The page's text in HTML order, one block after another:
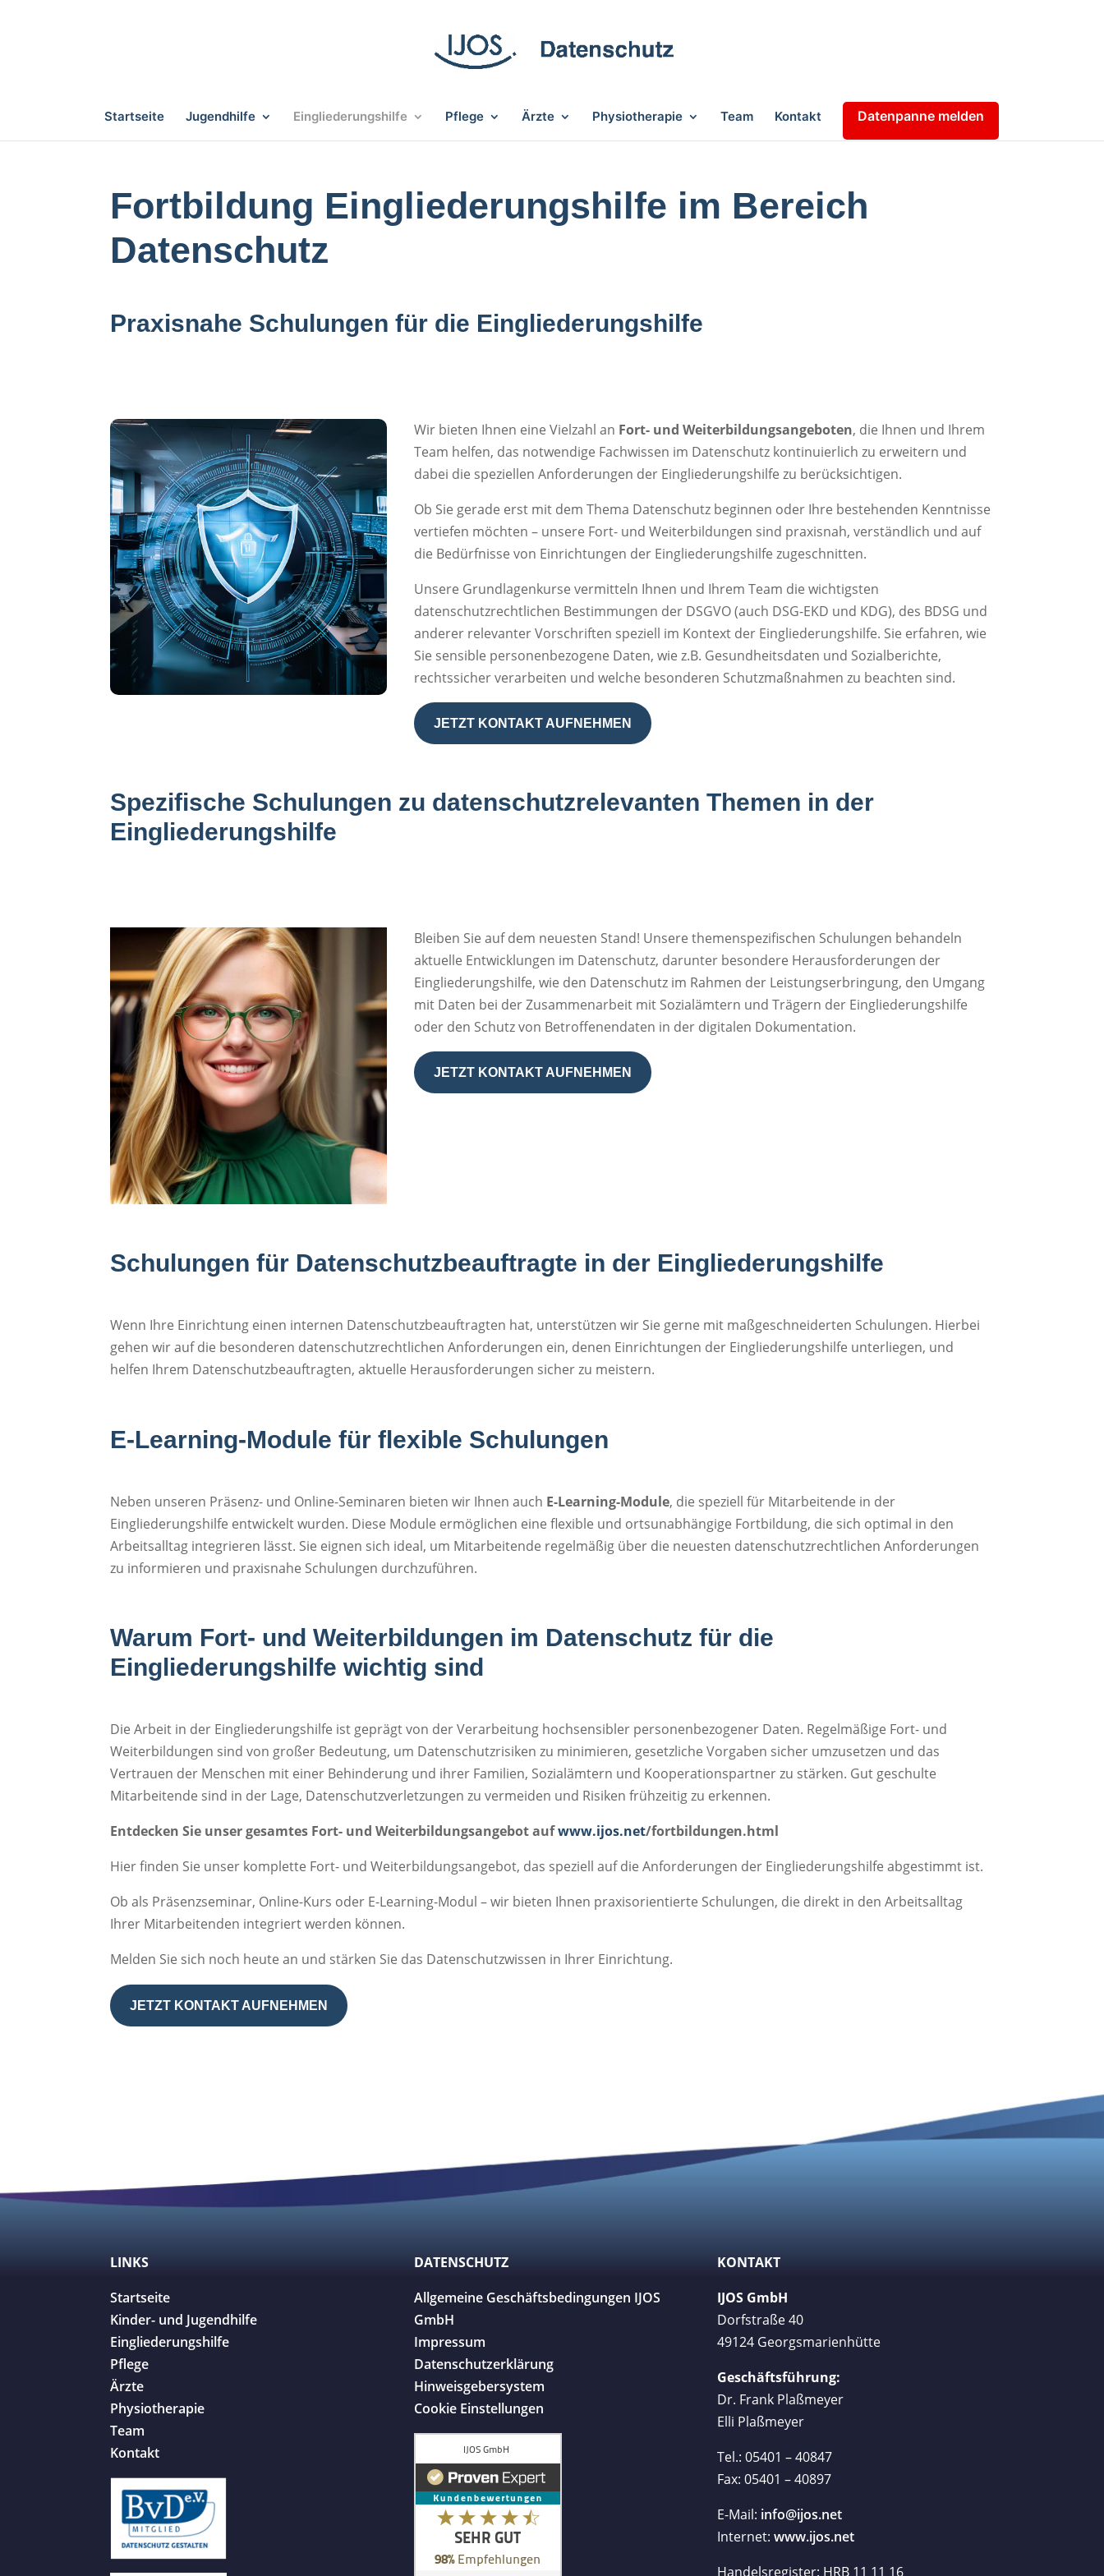
Startseite Jugendhilfe Eingliederungshilfe Pflege Ärzte Physiotherapie Team Kontakt Datenpanne melden
Fortbildung Eingliederungshilfe im Bereich
Datenschutz
Praxisnahe Schulungen für die Eingliederungshilfe
Wir bieten Ihnen eine Vielzahl an Fort- und Weiterbildungsangeboten, die Ihnen und Ihrem
Team helfen, das notwendige Fachwissen im Datenschutz kontinuierlich zu erweitern und
dabei die speziellen Anforderungen der Eingliederungshilfe zu berücksichtigen.
Ob Sie gerade erst mit dem Thema Datenschutz beginnen oder Ihre bestehenden Kenntnisse
vertiefen möchten – unsere Fort- und Weiterbildungen sind praxisnah, verständlich und auf
die Bedürfnisse von Einrichtungen der Eingliederungshilfe zugeschnitten.
Unsere Grundlagenkurse vermitteln Ihnen und Ihrem Team die wichtigsten
datenschutzrechtlichen Bestimmungen der DSGVO (auch DSG-EKD und KDG), des BDSG und
anderer relevanter Vorschriften speziell im Kontext der Eingliederungshilfe. Sie erfahren, wie
Sie sensible personenbezogene Daten, wie z.B. Gesundheitsdaten und Sozialberichte,
rechtssicher verarbeiten und welche besonderen Schutzmaßnahmen zu beachten sind.
JETZT KONTAKT AUFNEHMEN
Spezifische Schulungen zu datenschutzrelevanten Themen in der
Eingliederungshilfe
Bleiben Sie auf dem neuesten Stand! Unsere themenspezifischen Schulungen behandeln
aktuelle Entwicklungen im Datenschutz, darunter besondere Herausforderungen der
Eingliederungshilfe, wie den Datenschutz im Rahmen der Leistungserbringung, den Umgang
mit Daten bei der Zusammenarbeit mit Sozialämtern und Trägern der Eingliederungshilfe
oder den Schutz von Betroffenendaten in der digitalen Dokumentation.
JETZT KONTAKT AUFNEHMEN
Schulungen für Datenschutzbeauftragte in der Eingliederungshilfe
Wenn Ihre Einrichtung einen internen Datenschutzbeauftragten hat, unterstützen wir Sie gerne mit maßgeschneiderten Schulungen. Hierbei
gehen wir auf die besonderen datenschutzrechtlichen Anforderungen ein, denen Einrichtungen der Eingliederungshilfe unterliegen, und
helfen Ihrem Datenschutzbeauftragten, aktuelle Herausforderungen sicher zu meistern.
E-Learning-Module für flexible Schulungen
Neben unseren Präsenz- und Online-Seminaren bieten wir Ihnen auch E-Learning-Module, die speziell für Mitarbeitende in der
Eingliederungshilfe entwickelt wurden. Diese Module ermöglichen eine flexible und ortsunabhängige Fortbildung, die sich optimal in den
Arbeitsalltag integrieren lässt. Sie eignen sich ideal, um Mitarbeitende regelmäßig über die neuesten datenschutzrechtlichen Anforderungen
zu informieren und praxisnahe Schulungen durchzuführen.
Warum Fort- und Weiterbildungen im Datenschutz für die
Eingliederungshilfe wichtig sind
Die Arbeit in der Eingliederungshilfe ist geprägt von der Verarbeitung hochsensibler personenbezogener Daten. Regelmäßige Fort- und
Weiterbildungen sind von großer Bedeutung, um Datenschutzrisiken zu minimieren, gesetzliche Vorgaben sicher umzusetzen und das
Vertrauen der Menschen mit einer Behinderung und ihrer Familien, Sozialämtern und Kooperationspartner zu stärken. Gut geschulte
Mitarbeitende sind in der Lage, Datenschutzverletzungen zu vermeiden und Risiken frühzeitig zu erkennen.
Entdecken Sie unser gesamtes Fort- und Weiterbildungsangebot aufwww.ijos.net/fortbildungen.html
Hier finden Sie unser komplette Fort- und Weiterbildungsangebot, das speziell auf die Anforderungen der Eingliederungshilfe abgestimmt ist.
Ob als Präsenzseminar, Online-Kurs oder E-Learning-Modul – wir bieten Ihnen praxisorientierte Schulungen, die direkt in den Arbeitsalltag
Ihrer Mitarbeitenden integriert werden können.
Melden Sie sich noch heute an und stärken Sie das Datenschutzwissen in Ihrer Einrichtung.
JETZT KONTAKT AUFNEHMEN
LINKS
Startseite
Kinder- und Jugendhilfe
Eingliederungshilfe
Pflege
Ärzte
Physiotherapie
Team
Kontakt
DATENSCHUTZ
Allgemeine Geschäftsbedingungen IJOS
GmbH
Impressum
Datenschutzerklärung
Hinweisgebersystem
Cookie Einstellungen
KONTAKT
IJOS GmbH
Dorfstraße 40
49124 Georgsmarienhütte
Geschäftsführung:
Dr. Frank Plaßmeyer
Elli Plaßmeyer
Tel.: 05401 – 40847
Fax: 05401 – 40897
E-Mail: info@ijos.net
Internet: www.ijos.net
Handelsregister: HRB 11 11 16